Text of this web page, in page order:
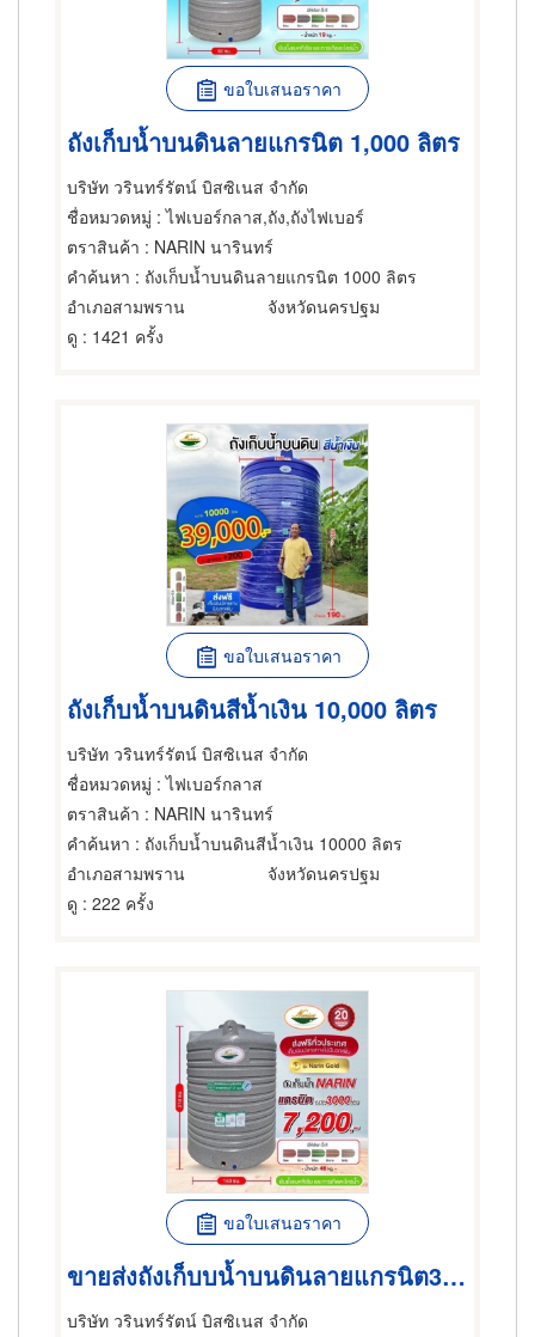
ขอใบเสนอราคา
ถังเก็บน้ำบนดินลายแกรนิต 1,000 ลิตร
บริษัท วรินทร์รัตน์ บิสซิเนส จำกัด
ชื่อหมวดหมู่ : ไฟเบอร์กลาส,ถัง,ถังไฟเบอร์
ตราสินค้า : NARIN นารินทร์
คำค้นหา : ถังเก็บน้ำบนดินลายแกรนิต 1000 ลิตร
อำเภอสามพราน
จังหวัดนครปฐม
ดู : 1421 ครั้ง
ขอใบเสนอราคา
ถังเก็บน้ำบนดินสีน้ำเงิน 10,000 ลิตร
บริษัท วรินทร์รัตน์ บิสซิเนส จำกัด
ชื่อหมวดหมู่ : ไฟเบอร์กลาส
ตราสินค้า : NARIN นารินทร์
คำค้นหา : ถังเก็บน้ำบนดินสีน้ำเงิน 10000 ลิตร
อำเภอสามพราน
จังหวัดนครปฐม
ดู : 222 ครั้ง
ขอใบเสนอราคา
ขายส่งถังเก็บบน้ำบนดินลายแกรนิต3,000 ลิตร
บริษัท วรินทร์รัตน์ บิสซิเนส จำกัด